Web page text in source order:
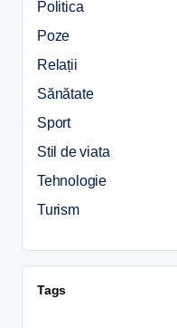
Politica
Poze
Relații
Sănătate
Sport
Stil de viata
Tehnologie
Turism
Tags